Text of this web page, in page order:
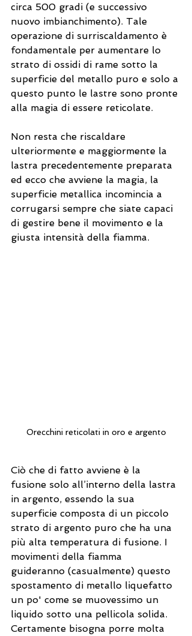
circa 500 gradi (e successivo
nuovo imbianchimento). Tale
operazione di surriscaldamento è
fondamentale per aumentare lo
strato di ossidi di rame sotto la
superficie del metallo puro e solo a
questo punto le lastre sono pronte
alla magia di essere reticolate.
Non resta che riscaldare
ulteriormente e maggiormente la
lastra precedentemente preparata
ed ecco che avviene la magia, la
superficie metallica incomincia a
corrugarsi sempre che siate capaci
di gestire bene il movimento e la
giusta intensità della fiamma.
Orecchini reticolati in oro e argento
Ciò che di fatto avviene è la
fusione solo all’interno della lastra
in argento, essendo la sua
superficie composta di un piccolo
strato di argento puro che ha una
più alta temperatura di fusione. I
movimenti della fiamma
guideranno (casualmente) questo
spostamento di metallo liquefatto
un po' come se muovessimo un
liquido sotto una pellicola solida.
Certamente bisogna porre molta